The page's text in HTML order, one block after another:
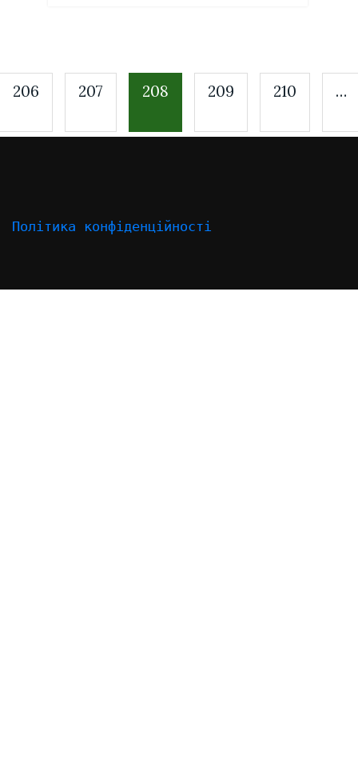
206 207 208 209 210 …
Політика конфіденційності